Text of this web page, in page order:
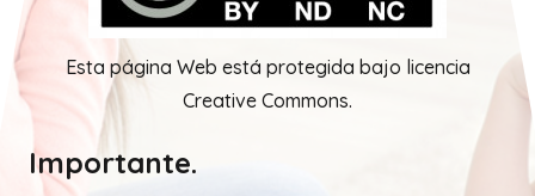
Esta página Web está protegida bajo licencia
Creative Commons.
Importante.